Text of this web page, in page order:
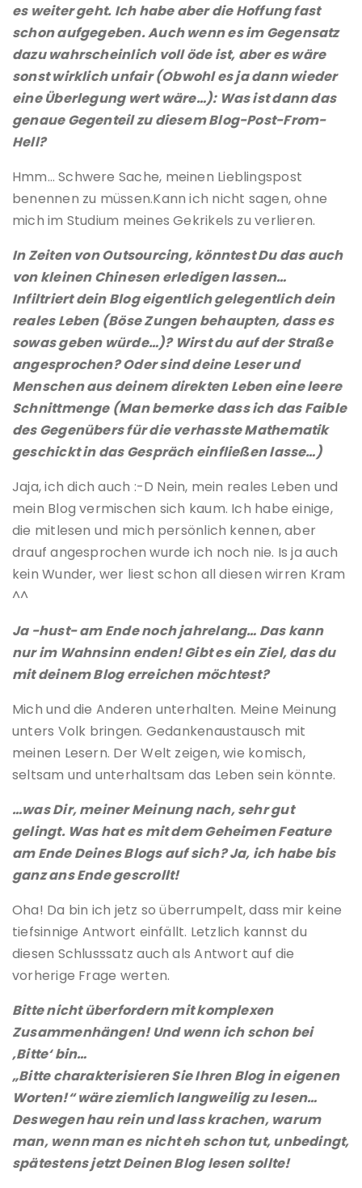
es weiter geht. Ich habe aber die Hoffung fast
schon aufgegeben. Auch wenn es im Gegensatz
dazu wahrscheinlich voll öde ist, aber es wäre
sonst wirklich unfair (Obwohl es ja dann wieder
eine Überlegung wert wäre…): Was ist dann das
genaue Gegenteil zu diesem Blog-Post-From-
Hell?
Hmm… Schwere Sache, meinen Lieblingspost
benennen zu müssen.Kann ich nicht sagen, ohne
mich im Studium meines Gekrikels zu verlieren.
In Zeiten von Outsourcing, könntest Du das auch
von kleinen Chinesen erledigen lassen…
Infiltriert dein Blog eigentlich gelegentlich dein
reales Leben (Böse Zungen behaupten, dass es
sowas geben würde…)? Wirst du auf der Straße
angesprochen? Oder sind deine Leser und
Menschen aus deinem direkten Leben eine leere
Schnittmenge (Man bemerke dass ich das Faible
des Gegenübers für die verhasste Mathematik
geschickt in das Gespräch einfließen lasse…)
Jaja, ich dich auch :-D Nein, mein reales Leben und
mein Blog vermischen sich kaum. Ich habe einige,
die mitlesen und mich persönlich kennen, aber
drauf angesprochen wurde ich noch nie. Is ja auch
kein Wunder, wer liest schon all diesen wirren Kram
^^
Ja -hust- am Ende noch jahrelang… Das kann
nur im Wahnsinn enden! Gibt es ein Ziel, das du
mit deinem Blog erreichen möchtest?
Mich und die Anderen unterhalten. Meine Meinung
unters Volk bringen. Gedankenaustausch mit
meinen Lesern. Der Welt zeigen, wie komisch,
seltsam und unterhaltsam das Leben sein könnte.
…was Dir, meiner Meinung nach, sehr gut
gelingt. Was hat es mit dem Geheimen Feature
am Ende Deines Blogs auf sich? Ja, ich habe bis
ganz ans Ende gescrollt!
Oha! Da bin ich jetz so überrumpelt, dass mir keine
tiefsinnige Antwort einfällt. Letzlich kannst du
diesen Schlusssatz auch als Antwort auf die
vorherige Frage werten.
Bitte nicht überfordern mit komplexen
Zusammenhängen! Und wenn ich schon bei
‚Bitte‘ bin…
„Bitte charakterisieren Sie Ihren Blog in eigenen
Worten!“ wäre ziemlich langweilig zu lesen…
Deswegen hau rein und lass krachen, warum
man, wenn man es nicht eh schon tut, unbedingt,
spätestens jetzt Deinen Blog lesen sollte!